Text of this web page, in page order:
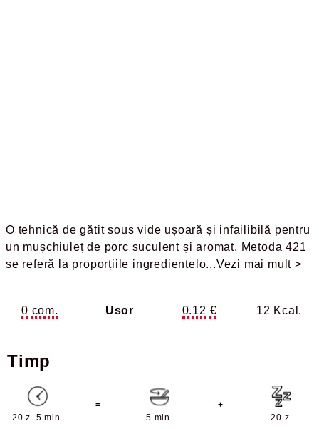
O tehnică de gătit sous vide ușoară și infailibilă pentru
un mușchiuleț de porc suculent și aromat. Metoda 421
se referă la proporțiile ingredientelo...Vezi mai mult >
0 com. Usor 0.12 € 12 Kcal.
Timp
20 z. 5 min.
=
5 min.
+
20 z.